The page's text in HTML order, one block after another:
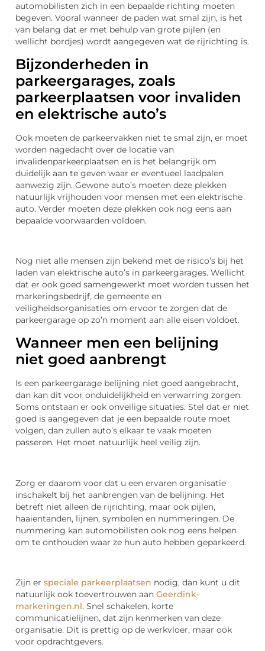
automobilisten zich in een bepaalde richting moeten
begeven. Vooral wanneer de paden wat smal zijn, is het
van belang dat er met behulp van grote pijlen (en
wellicht bordjes) wordt aangegeven wat de rijrichting is.
Bijzonderheden in
parkeergarages, zoals
parkeerplaatsen voor invaliden
en elektrische auto’s
Ook moeten de parkeervakken niet te smal zijn, er moet
worden nagedacht over de locatie van
invalidenparkeerplaatsen en is het belangrijk om
duidelijk aan te geven waar er eventueel laadpalen
aanwezig zijn. Gewone auto’s moeten deze plekken
natuurlijk vrijhouden voor mensen met een elektrische
auto. Verder moeten deze plekken ook nog eens aan
bepaalde voorwaarden voldoen.
Nog niet alle mensen zijn bekend met de risico’s bij het
laden van elektrische auto’s in parkeergarages. Wellicht
dat er ook goed samengewerkt moet worden tussen het
markeringsbedrijf, de gemeente en
veiligheidsorganisaties om ervoor te zorgen dat de
parkeergarage op zo’n moment aan alle eisen voldoet.
Wanneer men een belijning
niet goed aanbrengt
Is een parkeergarage belijning niet goed aangebracht,
dan kan dit voor onduidelijkheid en verwarring zorgen.
Soms ontstaan er ook onveilige situaties. Stel dat er niet
goed is aangegeven dat je een bepaalde route moet
volgen, dan zullen auto’s elkaar te vaak moeten
passeren. Het moet natuurlijk heel veilig zijn.
Zorg er daarom voor dat u een ervaren organisatie
inschakelt bij het aanbrengen van de belijning. Het
betreft niet alleen de rijrichting, maar ook pijlen,
haaientanden, lijnen, symbolen en nummeringen. De
nummering kan automobilisten ook nog eens helpen
om te onthouden waar ze hun auto hebben geparkeerd.
Zijn er speciale parkeerplaatsen nodig, dan kunt u dit
natuurlijk ook toevertrouwen aan Geerdink-
markeringen.nl. Snel schakelen, korte
communicatielijnen, dat zijn kenmerken van deze
organisatie. Dit is prettig op de werkvloer, maar ook
voor opdrachtgevers.